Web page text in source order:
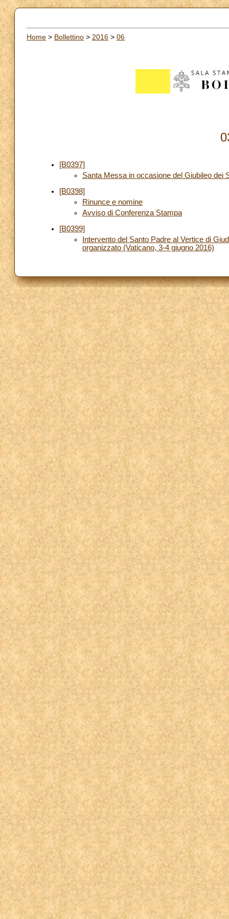
Home > Bollettino > 2016 > 06
[B0397]
Santa Messa in occasione del Giubileo dei
[B0398]
Rinunce e nomine
Avviso di Conferenza Stampa
[B0399]
Intervento del Santo Padre al Vertice di
organizzato (Vaticano, 3-4 giugno 2016)